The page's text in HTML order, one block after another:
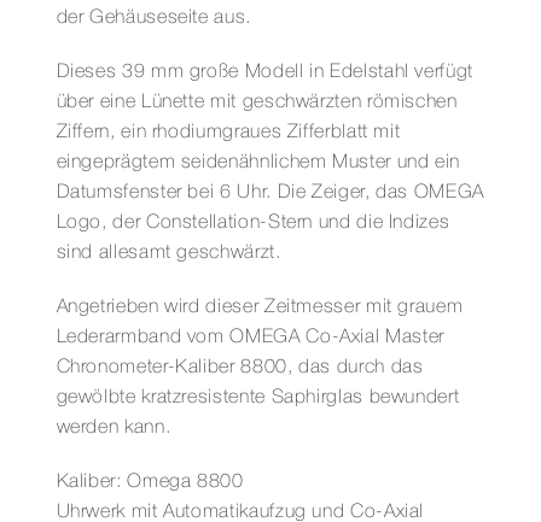
Menge
der Gehäuseseite aus.
Dieses 39 mm große Modell in Edelstahl verfügt
über eine Lünette mit geschwärzten römischen
Ziffern, ein rhodiumgraues Zifferblatt mit
eingeprägtem seidenähnlichem Muster und ein
Datumsfenster bei 6 Uhr. Die Zeiger, das OMEGA
Logo, der Constellation-Stern und die Indizes
sind allesamt geschwärzt.
Angetrieben wird dieser Zeitmesser mit grauem
Lederarmband vom OMEGA Co-Axial Master
Chronometer-Kaliber 8800, das durch das
gewölbte kratzresistente Saphirglas bewundert
werden kann.
Kaliber: Omega 8800
Uhrwerk mit Automatikaufzug und Co-Axial